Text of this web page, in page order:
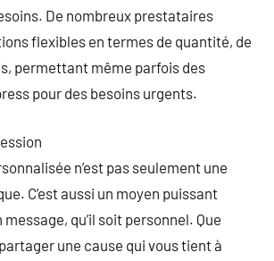
De nombreux prestataires
flexibles en termes de quantité, de
permettant même parfois des
pour des besoins urgents.
n’est pas seulement une
C’est aussi un moyen puissant
qu’il soit personnel. Que
une cause qui vous tient à